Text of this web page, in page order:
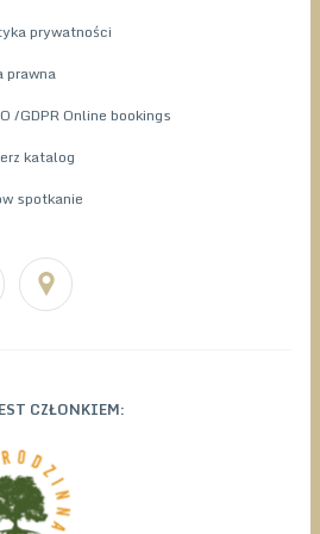
prywatności
prawna
/GDPR Online bookings
katalog
spotkanie
CZŁONKIEM: